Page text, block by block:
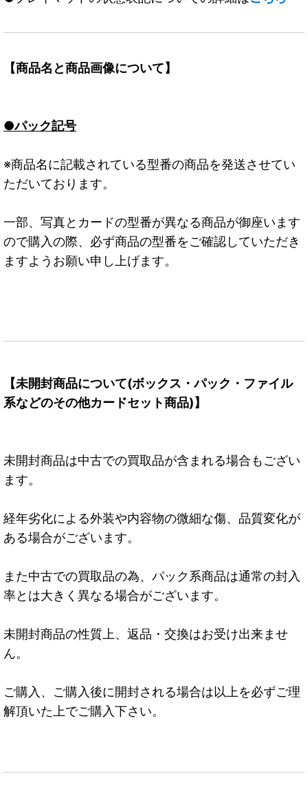
【商品名と商品画像について】
●パック記号
※商品名に記載されている型番の商品を発送させてい
ただいております。
一部、写真とカードの型番が異なる商品が御座います
ので購入の際、必ず商品の型番をご確認していただき
ますようお願い申し上げます。
【未開封商品について(ボックス・パック・ファイル
系などのその他カードセット商品)】
未開封商品は中古での買取品が含まれる場合もござい
ます。
経年劣化による外装や内容物の微細な傷、品質変化が
ある場合がございます。
また中古での買取品の為、パック系商品は通常の封入
率とは大きく異なる場合がございます。
未開封商品の性質上、返品・交換はお受け出来ませ
ん。
ご購入、ご購入後に開封される場合は以上を必ずご理
解頂いた上でご購入下さい。